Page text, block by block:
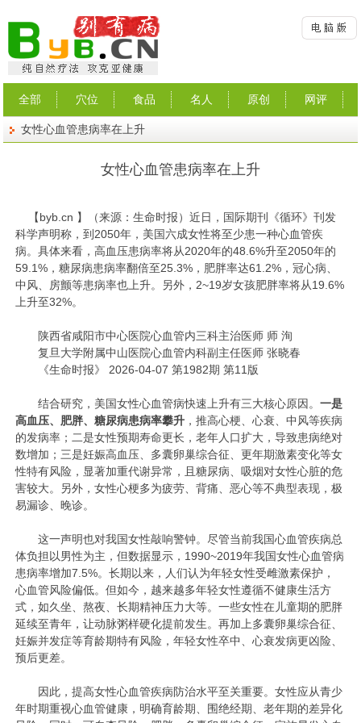
全部 穴位 食品 名人 原创 网评
女性心血管患病率在上升
女性心血管患病率在上升
【byb.cn 】（来源：生命时报）近日，国际期刊《循环》刊发
科学声明称，到2050年，美国六成女性将至少患一种心血管疾
病。具体来看，高血压患病率将从2020年的48.6%升至2050年的
59.1%，糖尿病患病率翻倍至25.3%，肥胖率达61.2%，冠心病、
中风、房颤等患病率也上升。另外，2~19岁女孩肥胖率将从19.6%
上升至32%。
陕西省咸阳市中心医院心血管内三科主治医师 师 洵
复旦大学附属中山医院心血管内科副主任医师 张晓春
《生命时报》 2026-04-07 第1982期 第11版
结合研究，美国女性心血管病快速上升有三大核心原因。一是
高血压、肥胖、糖尿病患病率攀升 ，推高心梗、心衰、中风等疾病
的发病率；二是女性预期寿命更长，老年人口扩大，导致患病绝对
数增加；三是妊娠高血压、多囊卵巢综合征、更年期激素变化等女
性特有风险，显著加重代谢异常，且糖尿病、吸烟对女性心脏的危
害较大。另外，女性心梗多为疲劳、背痛、恶心等不典型表现，极
易漏诊、晚诊。
这一声明也对我国女性敲响警钟。尽管当前我国心血管疾病总
体负担以男性为主，但数据显示，1990~2019年我国女性心血管病
患病率增加7.5%。长期以来，人们认为年轻女性受雌激素保护，
心血管风险偏低。但如今，越来越多年轻女性遵循不健康生活方
式，如久坐、熬夜、长期精神压力大等。一些女性在儿童期的肥胖
延续至青年，让动脉粥样硬化提前发生。再加上多囊卵巢综合征、
妊娠并发症等育龄期特有风险，年轻女性卒中、心衰发病更凶险、
预后更差。
因此，提高女性心血管疾病防治水平至关重要。女性应从青少
年时期重视心血管健康，明确育龄期、围绝经期、老年期的差异化